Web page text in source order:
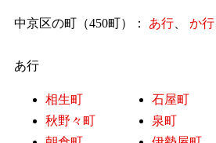
中京区の町（450町）： あ行、 か行
あ行
相生町
秋野々町
石屋町
泉町